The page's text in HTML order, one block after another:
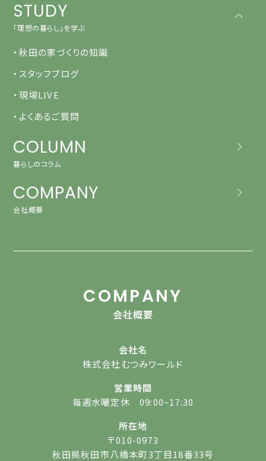
STUDY
「理想の暮らし」を学ぶ
・秋田の家づくりの知識
・スタッフブログ
・現場LIVE
・よくあるご質問
COLUMN
暮らしのコラム
COMPANY
会社概要
COMPANY
会社概要
会社名
株式会社むつみワールド
営業時間
毎週水曜定休 09:00~17:30
所在地
〒010-0973
秋田県秋田市八橋本町3丁目18番33号